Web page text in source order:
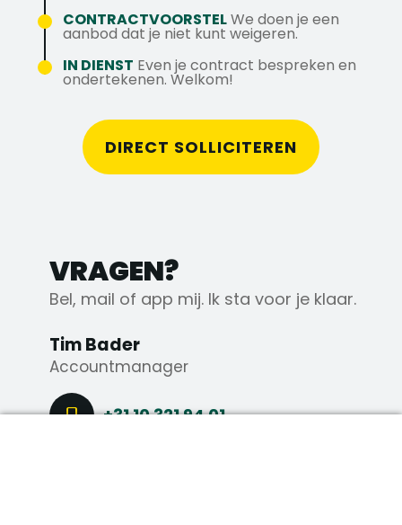
vacature of willen solliciteren kunt u
contact opnemen met Tim op het
telefoonnummer 06-43 56 44 89 of via
CONTRACTVOORSTELWe doen je een
aanbod dat je niet kunt weigeren.
IN DIENST Even je contract bespreken en
ondertekenen. Welkom!
DIRECT SOLLICITEREN
VRAGEN?
Bel, mail of app mij. Ik sta voor je klaar.
Tim Bader
Accountmanager
+31 10 321 94 01